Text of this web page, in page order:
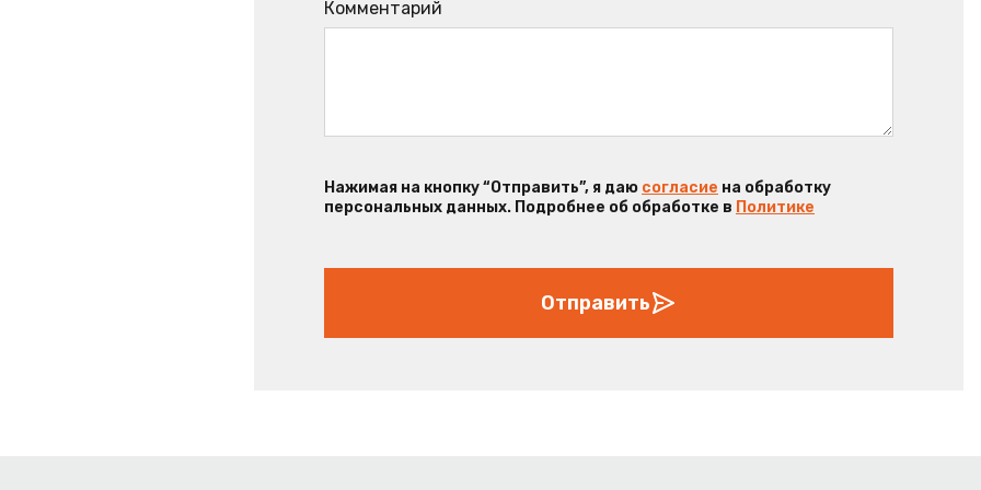
Комментарий
Нажимая на кнопку “Отправить”, я даю согласие на обработку
персональных данных. Подробнее об обработке в Политике
Отправить